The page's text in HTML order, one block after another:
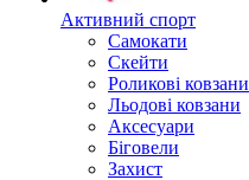
Активний спорт
Самокати
Скейти
Роликові ковзани
Льодові ковзани
Аксесуари
Біговели
Захист